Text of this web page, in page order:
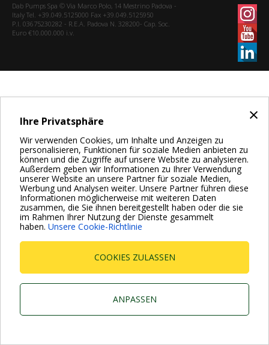
×
Ihre Privatsphäre
Wir verwenden Cookies, um Inhalte und Anzeigen zu
personalisieren, Funktionen für soziale Medien anbieten zu
können und die Zugriffe auf unsere Website zu analysieren.
Außerdem geben wir Informationen zu Ihrer Verwendung
unserer Website an unsere Partner für soziale Medien,
Werbung und Analysen weiter. Unsere Partner führen diese
Informationen möglicherweise mit weiteren Daten
zusammen, die Sie ihnen bereitgestellt haben oder die sie
im Rahmen Ihrer Nutzung der Dienste gesammelt
haben. Unsere Cookie-Richtlinie
COOKIES ZULASSEN
ANPASSEN
Dab Pumps Spa © Via Marco Polo, 14 Mestrino Padova -
Italy Tel. +39.049.5125000 Fax +39.049.5125950
P.I. 03675230282 - R.E.A. Padova N. 328200- Cap. Soc.
Euro €10.000.000 i.v.